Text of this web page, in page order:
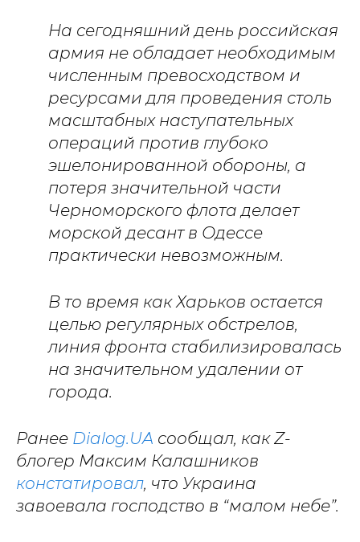
На сегодняшний день российская
армия не обладает необходимым
численным превосходством и
ресурсами для проведения столь
масштабных наступательных
операций против глубоко
эшелонированной обороны, а
потеря значительной части
Черноморского флота делает
морской десант в Одессе
практически невозможным.
В то время как Харьков остается
целью регулярных обстрелов,
линия фронта стабилизировалась
на значительном удалении от
города.
Ранее Dialog.UA сообщал, какZ-
блогер Максим Калашников
констатировал, что Украина
завоевала господство в “малом небе”.